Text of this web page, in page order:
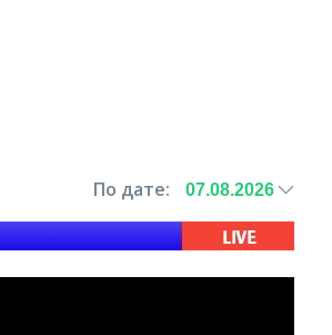
По дате: